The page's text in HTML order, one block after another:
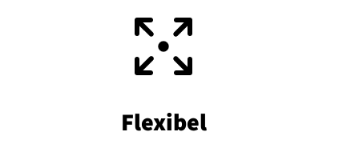
Flexibel